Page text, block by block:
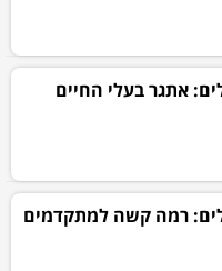
אתגר בעלי החיים
רמה קשה למתקדמים